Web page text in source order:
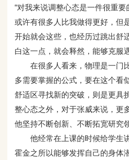
“对我来说调整心态是一件很重
或许有很多人比我做得更好，但
开始就会这些，也经历过跳出舒
白这一点，就会释然，能够克服
在很多人看来，物理是一门
多需要掌握的公式，要在这个看
舒适区寻找新的突破，则是更具
整心态之外，对于张威来说，更
他坚持不断创新、不断拓宽研究
他经常在上课的时候给学生
霍金之所以能够发挥自己的身体